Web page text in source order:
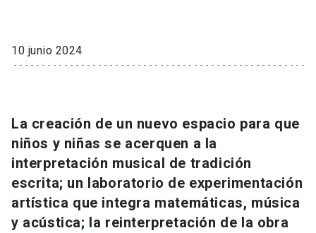
Información para keyboard_arrow_down
Futuros estudiantes
Estudiantes
Go to english site launch
ACCESOS DIRECTOS
10 junio 2024
La creación de un nuevo espacio para que
niños y niñas se acerquen a la
interpretación musical de tradición
escrita; un laboratorio de experimentación
artística que integra matemáticas, música
y acústica; la reinterpretación de la obra